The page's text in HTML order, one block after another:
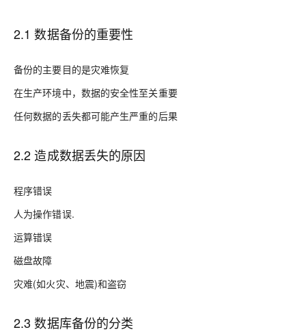
2.1 数据备份的重要性
备份的主要目的是灾难恢复
在生产环境中，数据的安全性至关重要
任何数据的丢失都可能产生严重的后果
2.2 造成数据丢失的原因
程序错误
人为操作错误.
运算错误
磁盘故障
灾难(如火灾、地震)和盗窃
2.3 数据库备份的分类